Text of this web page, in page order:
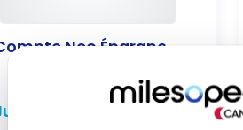
Neo Épargne
2,75 % d'intérêt